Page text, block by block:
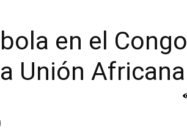
en el Congo
Unión Africana